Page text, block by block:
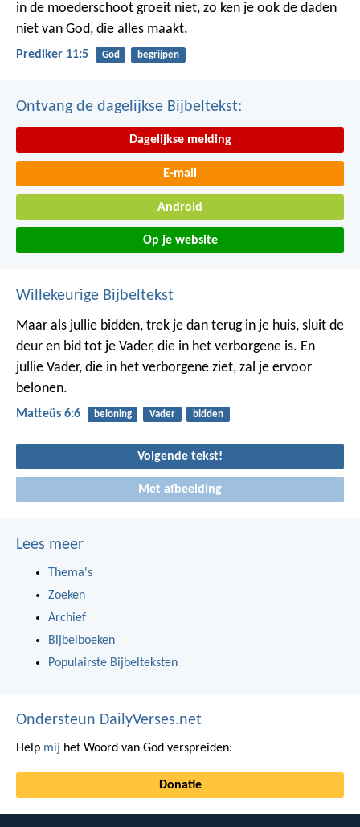
in de moederschoot groeit niet, zo ken je ook de daden
niet van God, die alles maakt.
Prediker 11:5 God begrijpen
Ontvang de dagelijkse Bijbeltekst:
Dagelijkse melding
E-mail
Android
Op je website
Willekeurige Bijbeltekst
Maar als jullie bidden, trek je dan terug in je huis, sluit de
deur en bid tot je Vader, die in het verborgene is. En
jullie Vader, die in het verborgene ziet, zal je ervoor
belonen.
Matteüs 6:6 beloning Vader bidden
Volgende tekst!
Met afbeelding
Lees meer
Thema's
Zoeken
Archief
Bijbelboeken
Populairste Bijbelteksten
Ondersteun DailyVerses.net
Help mij het Woord van God verspreiden:
Donatie